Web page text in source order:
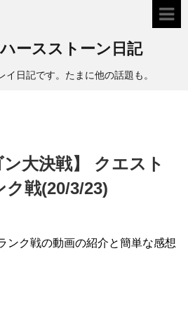
ースストーン日記
日記です。たまに他の話題も。
ン大決戦】 クエスト
ク戦(20/3/23)
ンク戦の動画の紹介と簡単な感想